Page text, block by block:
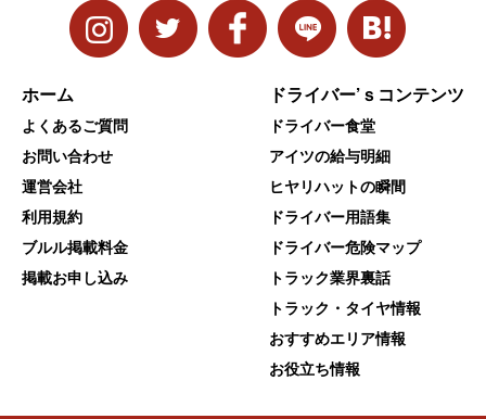
ホーム
よくあるご質問
お問い合わせ
運営会社
利用規約
ブルル掲載料金
掲載お申し込み
ドライバー’ｓコンテンツ
ドライバー食堂
アイツの給与明細
ヒヤリハットの瞬間
ドライバー用語集
ドライバー危険マップ
トラック業界裏話
トラック・タイヤ情報
おすすめエリア情報
お役立ち情報